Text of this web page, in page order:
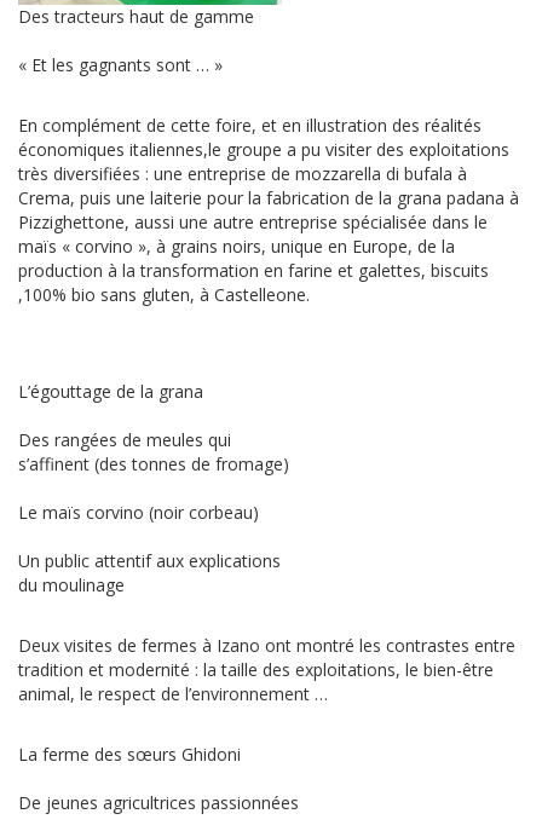
Des tracteurs haut de gamme
« Et les gagnants sont … »
En complément de cette foire, et en illustration des réalités
économiques italiennes,le groupe a pu visiter des exploitations
très diversifiées : une entreprise de mozzarella di bufala à
Crema, puis une laiterie pour la fabrication de la grana padana à
Pizzighettone, aussi une autre entreprise spécialisée dans le
maïs « corvino », à grains noirs, unique en Europe, de la
production à la transformation en farine et galettes, biscuits
,100% bio sans gluten, à Castelleone.
L’égouttage de la grana
Des rangées de meules qui
s’affinent (des tonnes de fromage)
Le maïs corvino (noir corbeau)
Un public attentif aux explications
du moulinage
Deux visites de fermes à Izano ont montré les contrastes entre
tradition et modernité : la taille des exploitations, le bien-être
animal, le respect de l’environnement …
La ferme des sœurs Ghidoni
De jeunes agricultrices passionnées